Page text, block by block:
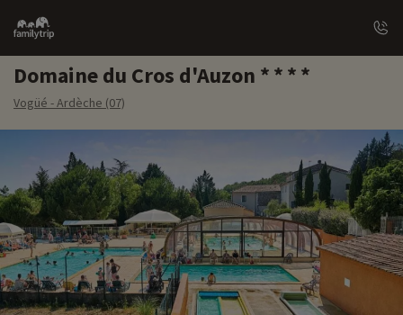
Family
trip
Domaine du Cros d'Auzon
Vogüé - Ardèche (07)